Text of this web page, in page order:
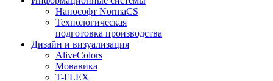
Нанософт NormaCS
Технологическая
подготовка производства
Дизайн и визуализация
AliveColors
Мовавика
T-FLEX